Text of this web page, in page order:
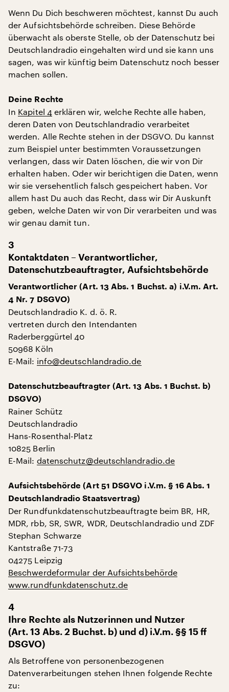
Wenn Du Dich beschweren möchtest, kannst Du auch
der Aufsichtsbehörde schreiben. Diese Behörde
überwacht als oberste Stelle, ob der Datenschutz bei
Deutschlandradio eingehalten wird und sie kann uns
sagen, was wir künftig beim Datenschutz noch besser
machen sollen.
Deine Rechte
In Kapitel 4 erklären wir, welche Rechte alle haben,
deren Daten von Deutschlandradio verarbeitet
werden. Alle Rechte stehen in der DSGVO. Du kannst
zum Beispiel unter bestimmten Voraussetzungen
verlangen, dass wir Daten löschen, die wir von Dir
erhalten haben. Oder wir berichtigen die Daten, wenn
wir sie versehentlich falsch gespeichert haben. Vor
allem hast Du auch das Recht, dass wir Dir Auskunft
geben, welche Daten wir von Dir verarbeiten und was
wir genau damit tun.
3
Kontaktdaten – Verantwortlicher,
Datenschutzbeauftragter, Aufsichtsbehörde
Verantwortlicher (Art. 13 Abs. 1 Buchst. a) i.V.m. Art.
4 Nr. 7 DSGVO)
Deutschlandradio K. d. ö. R.
vertreten durch den Intendanten
Raderberggürtel 40
50968 Köln
E-Mail: info@deutschlandradio.de
Datenschutzbeauftragter (Art. 13 Abs. 1 Buchst. b)
DSGVO)
Rainer Schütz
Deutschlandradio
Hans-Rosenthal-Platz
10825 Berlin
E-Mail: datenschutz@deutschlandradio.de
Aufsichtsbehörde (Art 51 DSGVO i.V.m. § 16 Abs. 1
Deutschlandradio Staatsvertrag)
Der Rundfunkdatenschutzbeauftragte beim BR, HR,
MDR, rbb, SR, SWR, WDR, Deutschlandradio und ZDF
Stephan Schwarze
Kantstraße 71-73
04275 Leipzig
Beschwerdeformular der Aufsichtsbehörde
www.rundfunkdatenschutz.de
4
Ihre Rechte als Nutzerinnen und Nutzer
(Art. 13 Abs. 2 Buchst. b) und d) i.V.m. §§ 15 ff
DSGVO)
Als Betroffene von personenbezogenen
Datenverarbeitungen stehen Ihnen folgende Rechte
zu: